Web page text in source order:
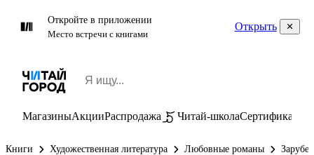
Откройте в приложении
Место встречи с книгами
Открыть
МагазиныАкцииРаспродажа Читай-школаСертификаты
Книги Художественная литература Любовные романы